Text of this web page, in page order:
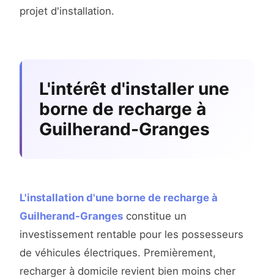
projet d'installation.
L'intérêt d'installer une
borne de recharge à
Guilherand-Granges
L'installation d'une borne de recharge à
Guilherand-Granges constitue un
investissement rentable pour les possesseurs
de véhicules électriques. Premièrement,
recharger à domicile revient bien moins cher